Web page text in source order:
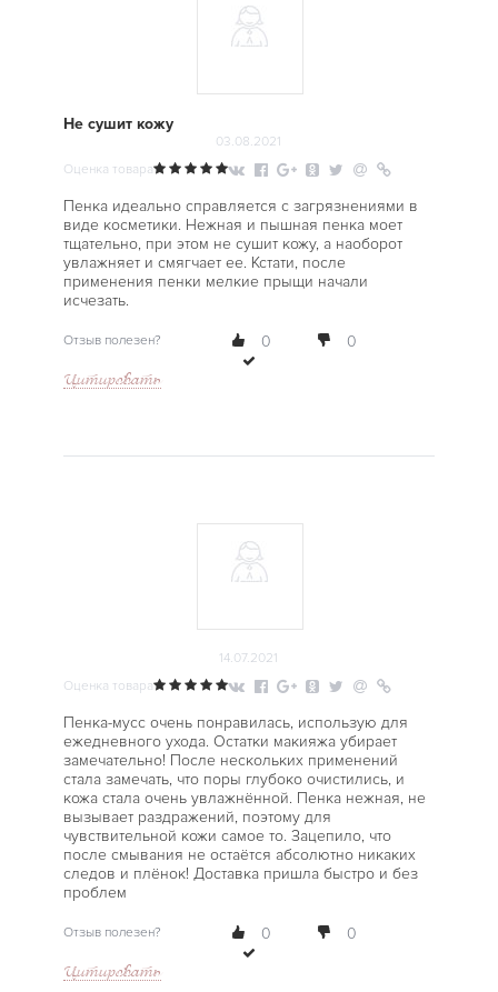
Не сушит кожу
03.08.2021
Оценка товара
Пенка идеально справляется с загрязнениями в
виде косметики. Нежная и пышная пенка моет
тщательно, при этом не сушит кожу, а наоборот
увлажняет и смягчает ее. Кстати, после
применения пенки мелкие прыщи начали
исчезать.
Отзыв полезен? 0 0
Цитировать
14.07.2021
Оценка товара
Пенка-мусс очень понравилась, использую для
ежедневного ухода. Остатки макияжа убирает
замечательно! После нескольких применений
стала замечать, что поры глубоко очистились, и
кожа стала очень увлажнённой. Пенка нежная, не
вызывает раздражений, поэтому для
чувствительной кожи самое то. Зацепило, что
после смывания не остаётся абсолютно никаких
следов и плёнок! Доставка пришла быстро и без
проблем
Отзыв полезен? 0 0
Цитировать